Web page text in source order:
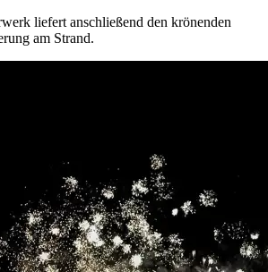
liefert anschließend den krönenden
am Strand.